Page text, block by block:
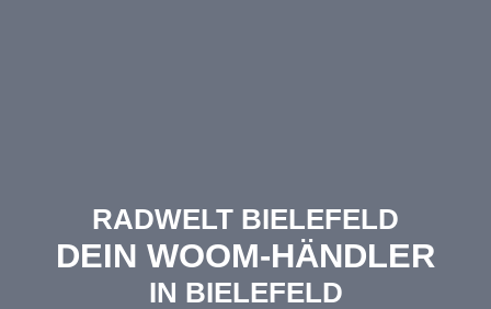
RADWELT BIELEFELD
DEIN WOOM-HÄNDLER
IN BIELEFELD